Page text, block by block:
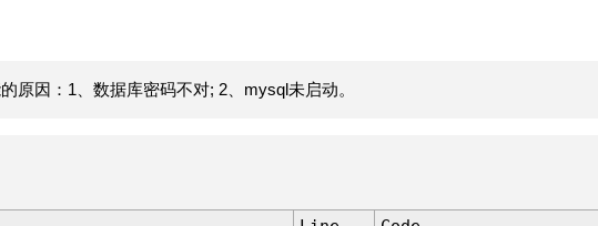
原因：1、数据库密码不对; 2、mysql未启动。